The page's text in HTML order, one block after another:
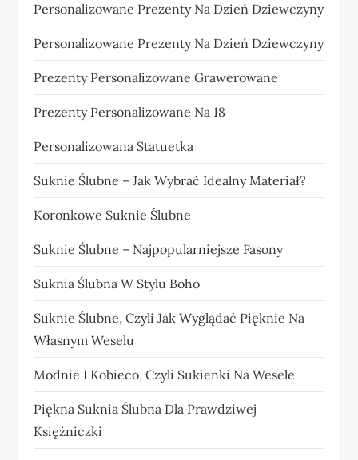
Personalizowane Prezenty Na Dzień Dziewczyny
Personalizowane Prezenty Na Dzień Dziewczyny
Prezenty Personalizowane Grawerowane
Prezenty Personalizowane Na 18
Personalizowana Statuetka
Suknie Ślubne – Jak Wybrać Idealny Materiał?
Koronkowe Suknie Ślubne
Suknie Ślubne – Najpopularniejsze Fasony
Suknia Ślubna W Stylu Boho
Suknie Ślubne, Czyli Jak Wyglądać Pięknie Na
Własnym Weselu
Modnie I Kobieco, Czyli Sukienki Na Wesele
Piękna Suknia Ślubna Dla Prawdziwej
Księżniczki